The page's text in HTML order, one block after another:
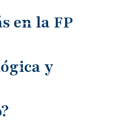
en la FP
y